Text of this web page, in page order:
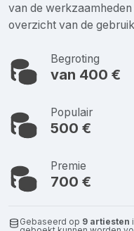
van de
overzicht van de
Begroting
van 400 €
Populair
500 €
Premie
700 €
Gebaseerd op 9 artiesten